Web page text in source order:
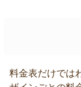
料金表だけでは